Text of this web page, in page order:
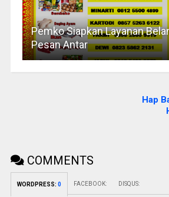
Pemko Siapkan Layanan
Pesan Antar
Hap
COMMENTS
WORDPRESS: 0 FACEBOOK: DISQUS: